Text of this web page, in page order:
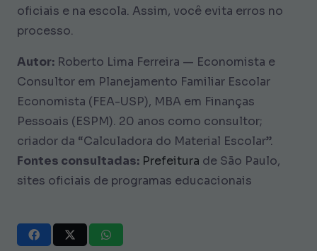
oficiais e na escola. Assim, você evita erros no
processo.
Autor: Roberto Lima Ferreira — Economista e
Consultor em Planejamento Familiar Escolar
Economista (FEA-USP), MBA em Finanças
Pessoais (ESPM). 20 anos como consultor;
criador da “Calculadora do Material Escolar”.
Fontes consultadas: Prefeitura de São Paulo,
sites oficiais de programas educacionais